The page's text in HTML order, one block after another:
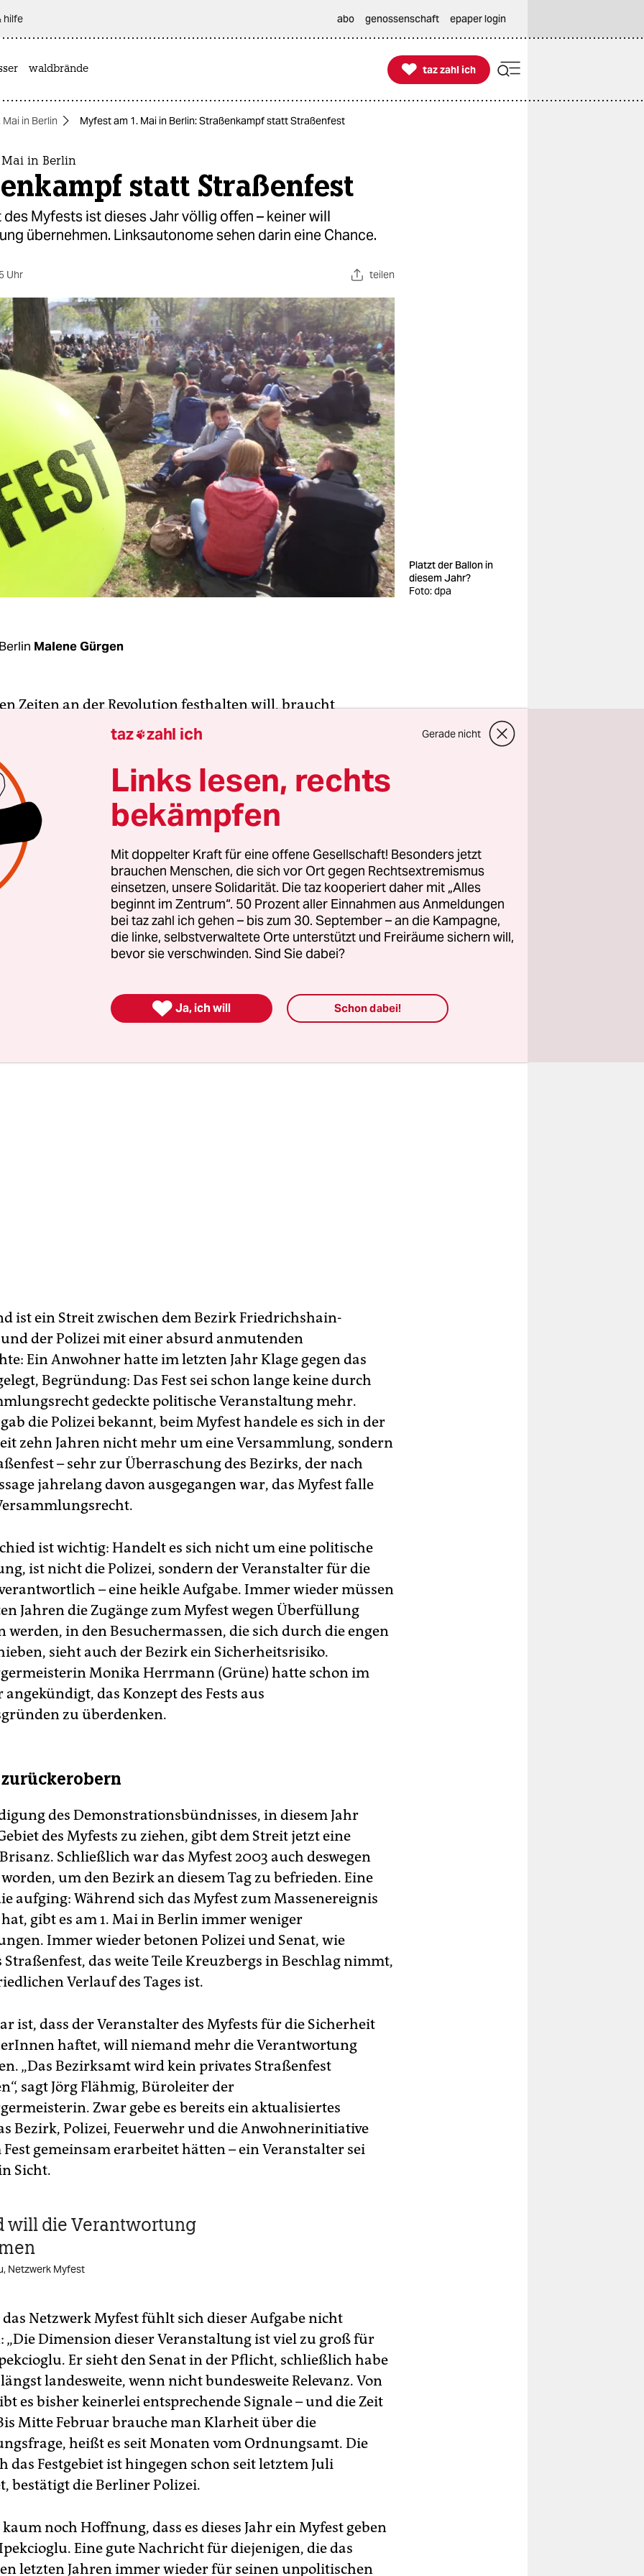
hilfe abo genossenschaft epaper login
waldbrände 
taz zahl ich
taz zahl ich
Mai in Berlin Myfest am 1. Mai in Berlin: Straßenkampf statt Straßenfest
Mai in Berlin
statt Straßenfest
des Myfests ist dieses Jahr völlig offen – keiner will
übernehmen. Linksautonome sehen darin eine Chance.
Uhr teilen
Platzt der Ballon in
diesem Jahr?
Foto: dpa
Malene Gürgen
Zeiten an der Revolution festhalten will, braucht
Den OrganisatorInnen der traditionellen 18-Uhr-
die jedes Jahr am 1. Mai durch Berlin zieht, mangelt es
nicht: Die Demonstration werde in diesem Jahr
den Teil von Berlin-Kreuzberg führen, in dem seit 13
stattfindet, verkündete das Demobündnis am
dieses Straßenfest, das im letzten Jahr rund 45.000
angezogen hatte, werde es dieses Jahr nicht geben.
weit aus dem Fenster gelehnt, die Revoluzzer? Nicht
tatsächlich ist völlig unklar, ob das Myfest in diesem
wird – obwohl es nicht nur ein Publikumsmagnet ist,
als überaus erfolgreiche Befriedungsstrategie gilt. „Alle
übernehmen“, klagt Soner Ipekcioglu vom Netzwerk
Initiative hinter dem Fest.
ist ein Streit zwischen dem Bezirk Friedrichshain-
der Polizei mit einer absurd anmutenden
Ein Anwohner hatte im letzten Jahr Klage gegen das
Begründung: Das Fest sei schon lange keine durch
gedeckte politische Veranstaltung mehr.
die Polizei bekannt, beim Myfest handele es sich in der
zehn Jahren nicht mehr um eine Versammlung, sondern
– sehr zur Überraschung des Bezirks, der nach
jahrelang davon ausgegangen war, das Myfest falle
ist wichtig: Handelt es sich nicht um eine politische
ist nicht die Polizei, sondern der Veranstalter für die
– eine heikle Aufgabe. Immer wieder müssen
Jahren die Zugänge zum Myfest wegen Überfüllung
werden, in den Besuchermassen, die sich durch die engen
sieht auch der Bezirk ein Sicherheitsrisiko.
Monika Herrmann (Grüne) hatte schon im
angekündigt, das Konzept des Fests aus
zu überdenken.
zurückerobern
des Demonstrationsbündnisses, in diesem Jahr
des Myfests zu ziehen, gibt dem Streit jetzt eine
Schließlich war das Myfest 2003 auch deswegen
um den Bezirk an diesem Tag zu befrieden. Eine
aufging: Während sich das Myfest zum Massenereignis
gibt es am 1. Mai in Berlin immer weniger
Immer wieder betonen Polizei und Senat, wie
das weite Teile Kreuzbergs in Beschlag nimmt,
Verlauf des Tages ist.
ist, dass der Veranstalter des Myfests für die Sicherheit
haftet, will niemand mehr die Verantwortung
„Das Bezirksamt wird kein privates Straßenfest
sagt Jörg Flähmig, Büroleiter der
Zwar gebe es bereits ein aktualisiertes
Bezirk, Polizei, Feuerwehr und die Anwohnerinitiative
gemeinsam erarbeitet hätten – ein Veranstalter sei
Sicht.
will die Verantwortung
Netzwerk Myfest
Netzwerk Myfest fühlt sich dieser Aufgabe nicht
„Die Dimension dieser Veranstaltung ist viel zu groß für
Er sieht den Senat in der Pflicht, schließlich habe
landesweite, wenn nicht bundesweite Relevanz. Von
es bisher keinerlei entsprechende Signale – und die Zeit
Mitte Februar brauche man Klarheit über die
heißt es seit Monaten vom Ordnungsamt. Die
das Festgebiet ist hingegen schon seit letztem Juli
bestätigt die Berliner Polizei.
kaum noch Hoffnung, dass es dieses Jahr ein Myfest geben
Eine gute Nachricht für diejenigen, die das
letzten Jahren immer wieder für seinen unpolitischen
taz zahl ich Gerade nicht
Links lesen, rechts
bekämpfen
Mit doppelter Kraft für eine offene Gesellschaft! Besonders jetzt
brauchen Menschen, die sich vor Ort gegen Rechtsextremismus
einsetzen, unsere Solidarität. Die taz kooperiert daher mit „Alles
beginnt im Zentrum“. 50 Prozent aller Einnahmen aus Anmeldungen
bei taz zahl ich gehen – bis zum 30. September – an die Kampagne,
die linke, selbstverwaltete Orte unterstützt und Freiräume sichern will,
bevor sie verschwinden. Sind Sie dabei?
 Ja, ich will Schon dabei!